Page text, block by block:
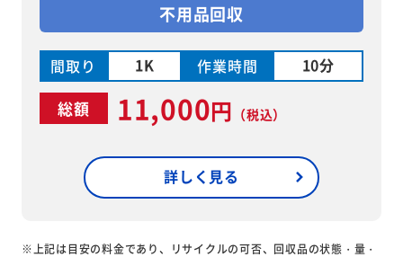
不用品回収
間取り 1K 作業時間 10分
総額 11,000円 （税込）
詳しく見る
※上記は目安の料金であり、リサイクルの可否、回収品の状態・量・